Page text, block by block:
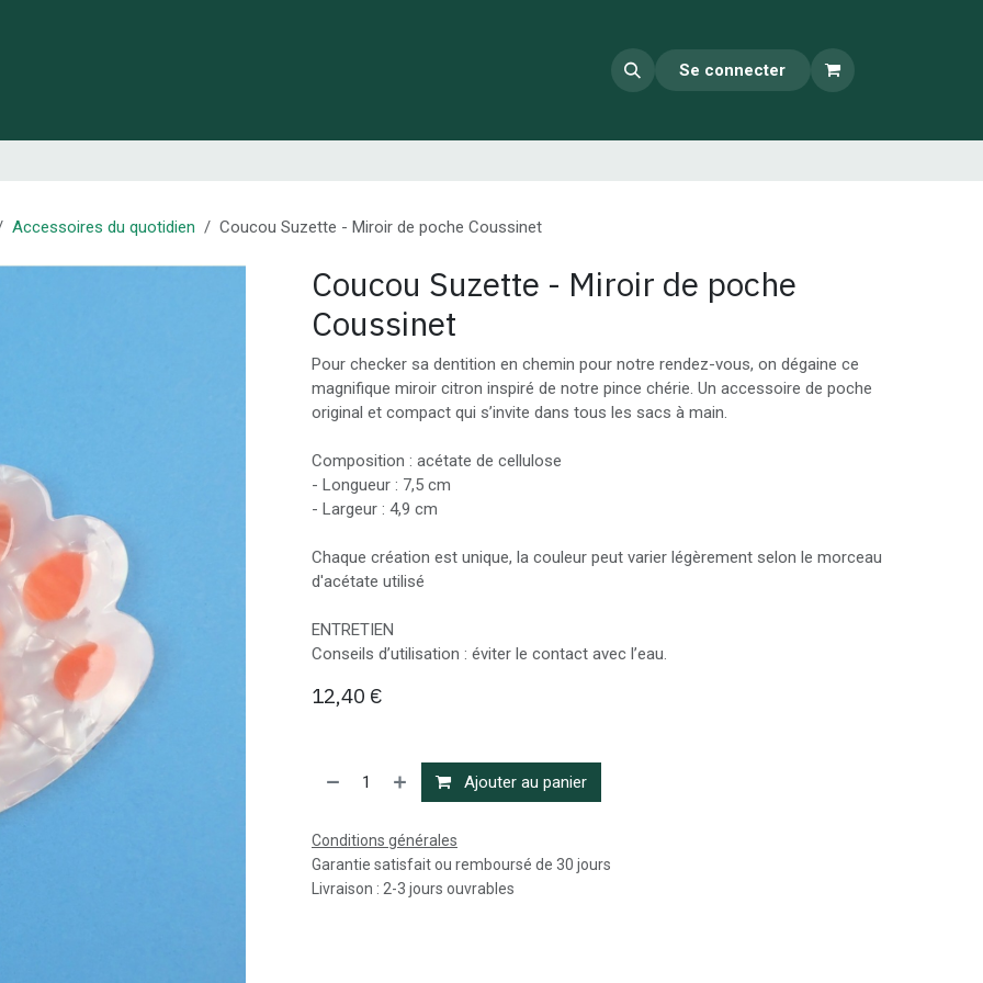
Se connecter
Accessoires du quotidien Coucou Suzette - Miroir de poche Coussinet
Coucou Suzette - Miroir de poche
Coussinet
Pour checker sa dentition en chemin pour notre rendez-vous, on dégaine ce
magnifique miroir citron inspiré de notre pince chérie. Un accessoire de poche
original et compact qui s’invite dans tous les sacs à main.
Composition : acétate de cellulose
- Longueur : 7,5 cm
- Largeur : 4,9 cm
Chaque création est unique, la couleur peut varier légèrement selon le morceau
d'acétate utilisé
ENTRETIEN
Conseils d’utilisation : éviter le contact avec l’eau.
12,40 €
Ajouter au panier
Conditions générales
Garantie satisfait ou remboursé de 30 jours
Livraison : 2-3 jours ouvrables